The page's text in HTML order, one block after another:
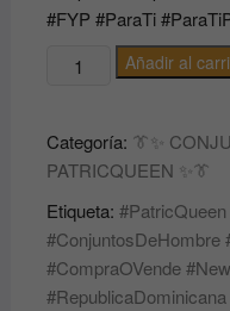
#FYP #ParaTi
DE
HOMBRE
PATRICQUEEN
✨
👔
cantidad
Añadir al
Categoría: 👔✨
PATRICQUEEN ✨👔
Etiqueta:
#ConjuntosDeHombre
#CompraOVende